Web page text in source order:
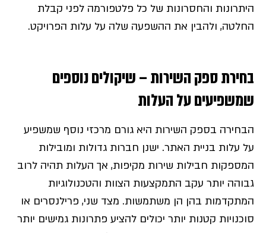
היתרונות והחסרונות של כל פלטפורמה לפני קבלת
החלטה, ולהבין את ההשפעה שלה על עלות הפרויקט.
בחירת ספק השירות – שיקולים נוספים
שמשפיעים על העלות
הבחירה בספק השירות היא גורם מרכזי נוסף שמשפיע
על עלות בניית האתר. ישנן חברות גדולות ומובילות
המספקות חבילות שירות מקיפות, אך העלות תהיה לרוב
גבוהה יותר עקב התמקצעות הצוות והטכנולוגיות
המתקדמות בהן הן משתמשות. מצד שני, פרילנסרים או
סוכנויות קטנות יותר יכולים להציע פתרונות גמישים יותר